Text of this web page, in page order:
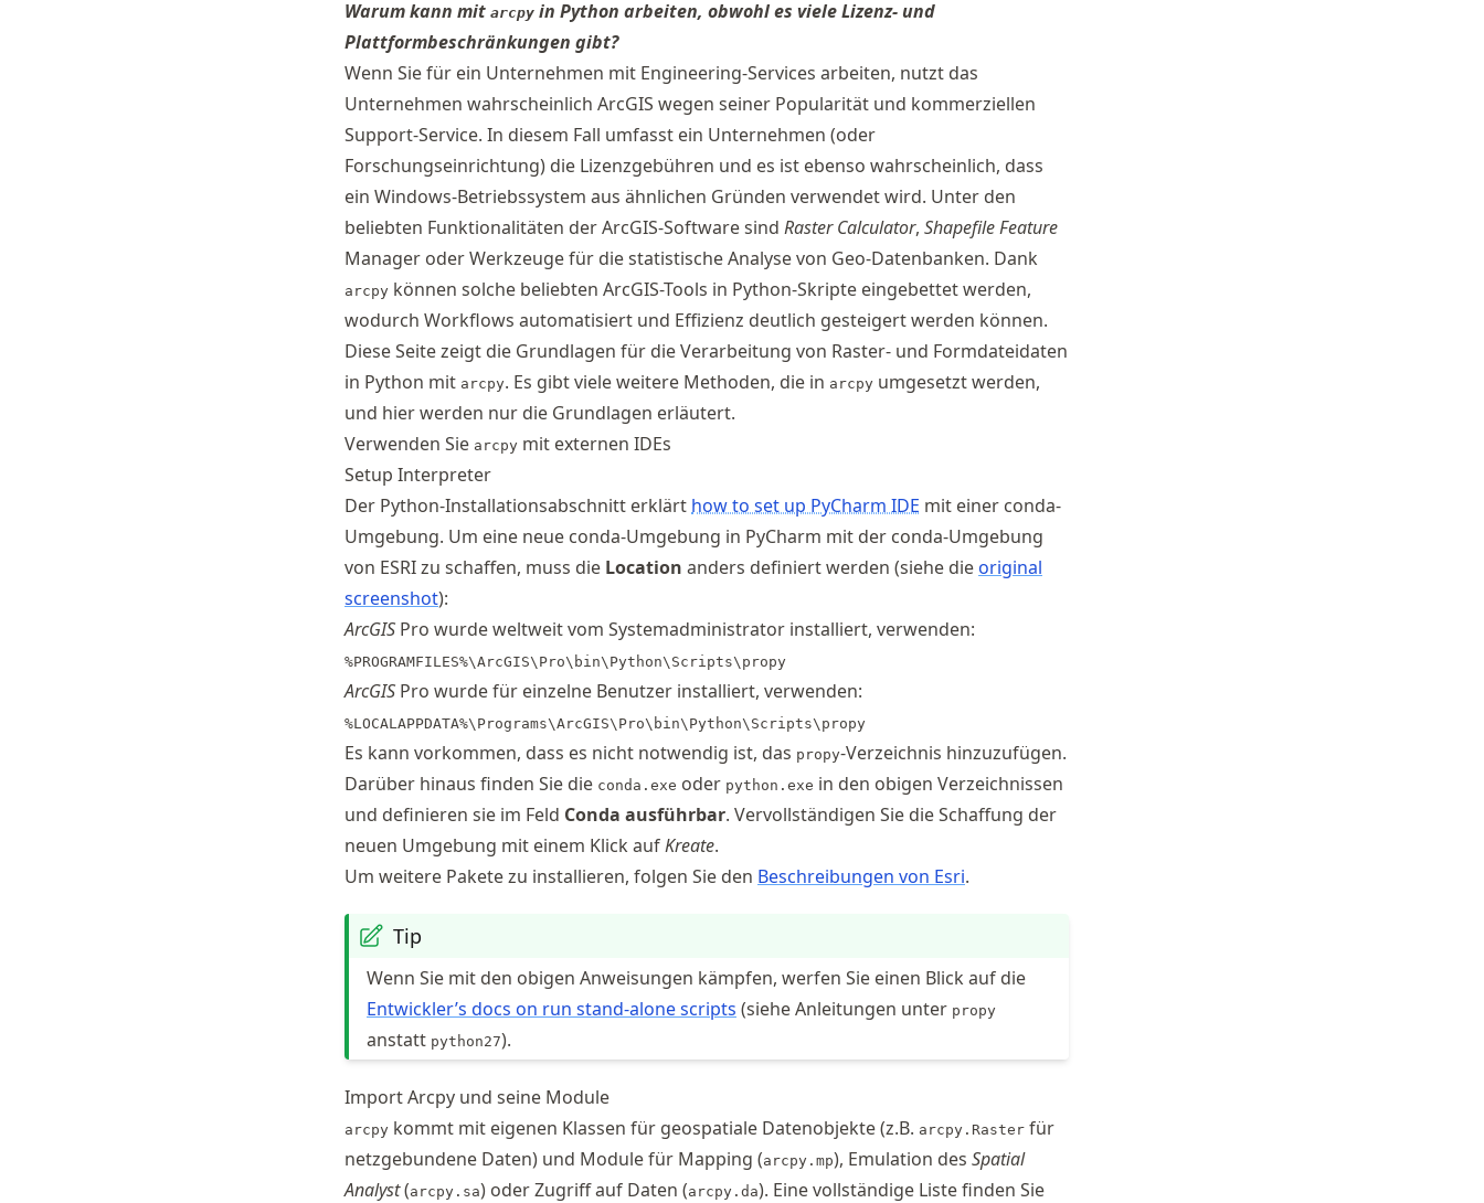
Warum kann mit arcpy in Python arbeiten, obwohl es viele Lizenz- und
Plattformbeschränkungen gibt?
Wenn Sie für ein Unternehmen mit Engineering-Services arbeiten, nutzt das
Unternehmen wahrscheinlich ArcGIS wegen seiner Popularität und kommerziellen
Support-Service. In diesem Fall umfasst ein Unternehmen (oder
Forschungseinrichtung) die Lizenzgebühren und es ist ebenso wahrscheinlich, dass
ein Windows-Betriebssystem aus ähnlichen Gründen verwendet wird. Unter den
beliebten Funktionalitäten der ArcGIS-Software sind Raster Calculator, Shapefile Feature
Manager oder Werkzeuge für die statistische Analyse von Geo-Datenbanken. Dank
arcpy können solche beliebten ArcGIS-Tools in Python-Skripte eingebettet werden,
wodurch Workflows automatisiert und Effizienz deutlich gesteigert werden können.
Diese Seite zeigt die Grundlagen für die Verarbeitung von Raster- und Formdateidaten
in Python mit arcpy. Es gibt viele weitere Methoden, die in arcpy umgesetzt werden,
und hier werden nur die Grundlagen erläutert.
Verwenden Sie arcpy mit externen IDEs
Setup Interpreter
Der Python-Installationsabschnitt erklärt how to set up PyCharm IDE mit einer conda-
Umgebung. Um eine neue conda-Umgebung in PyCharm mit der conda-Umgebung
von ESRI zu schaffen, muss die Location anders definiert werden (siehe die original
screenshot):
ArcGIS Pro wurde weltweit vom Systemadministrator installiert, verwenden:
%PROGRAMFILES%\ArcGIS\Pro\bin\Python\Scripts\propy
ArcGIS Pro wurde für einzelne Benutzer installiert, verwenden:
%LOCALAPPDATA%\Programs\ArcGIS\Pro\bin\Python\Scripts\propy
Es kann vorkommen, dass es nicht notwendig ist, das propy-Verzeichnis hinzuzufügen.
Darüber hinaus finden Sie die conda.exe oder python.exe in den obigen Verzeichnissen
und definieren sie im Feld Conda ausführbar. Vervollständigen Sie die Schaffung der
neuen Umgebung mit einem Klick aufKreate.
Um weitere Pakete zu installieren, folgen Sie den Beschreibungen von Esri.
Tip
Wenn Sie mit den obigen Anweisungen kämpfen, werfen Sie einen Blick auf die
Entwickler’s docs on run stand-alone scripts (siehe Anleitungen unter propy
anstatt python27).
Import Arcpy und seine Module
arcpy kommt mit eigenen Klassen für geospatiale Datenobjekte (z.B. arcpy.Raster für
netzgebundene Daten) und Module für Mapping (arcpy.mp), Emulation des Spatial
Analyst(arcpy.sa) oder Zugriff auf Daten (arcpy.da). Eine vollständige Liste finden Sie